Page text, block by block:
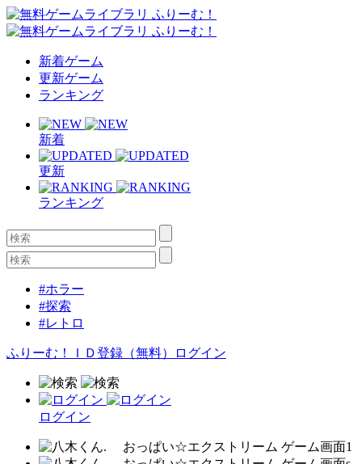
新着ゲーム
更新ゲーム
ランキング
新着
更新
ランキング
#ホラー
#探索
#レトロ
ふりーむ！ＩＤ登録（無料） ログイン
ログイン